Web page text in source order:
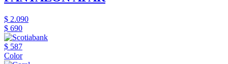
$ 2.090
$ 690
$ 587
Color